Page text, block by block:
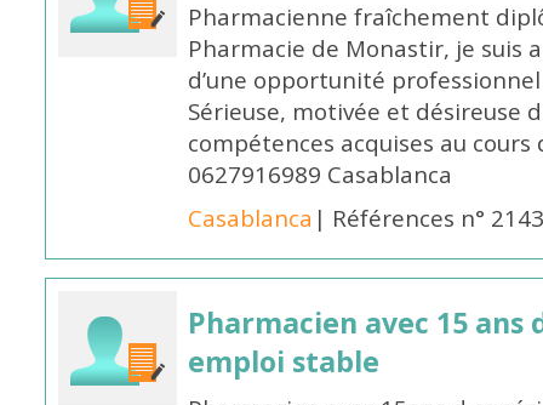
Pharmacienne fraîchement
Pharmacie de Monastir, je suis
d’une opportunité
Sérieuse, motivée et désireuse
compétences acquises au
0627916989 Casablanca
Casablanca | Références n°
Pharmacien avec 15
emploi stable